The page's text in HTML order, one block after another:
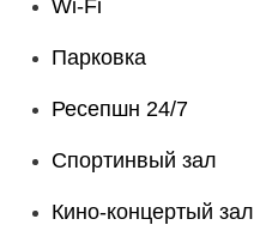
Wi-Fi
Парковка
Ресепшн 24/7
Спортинвый зал
Кино-концертый зал